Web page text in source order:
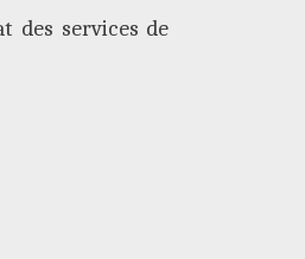
des services de